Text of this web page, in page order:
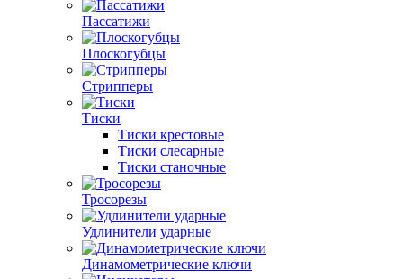
Пассатижи
Плоскогубцы
Стрипперы
Тиски
Тиски крестовые
Тиски слесарные
Тиски станочные
Тросорезы
Удлинители ударные
Динамометрические ключи